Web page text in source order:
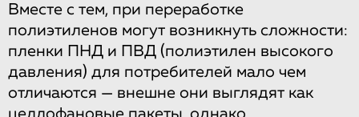
Вместе с тем, при переработке
полиэтиленов могут возникнуть сложности:
пленки ПНД и ПВД (полиэтилен высокого
давления) для потребителей мало чем
отличаются — внешне они выглядят как
целлофановые пакеты, однако